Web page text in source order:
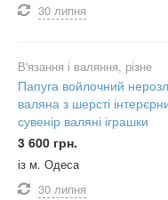
30 липня
В'язання і валяння, різне
Папуга войлочний
валяна з шерсті
сувенір валяні іграшки
3 600 грн.
із м. Одеса
30 липня